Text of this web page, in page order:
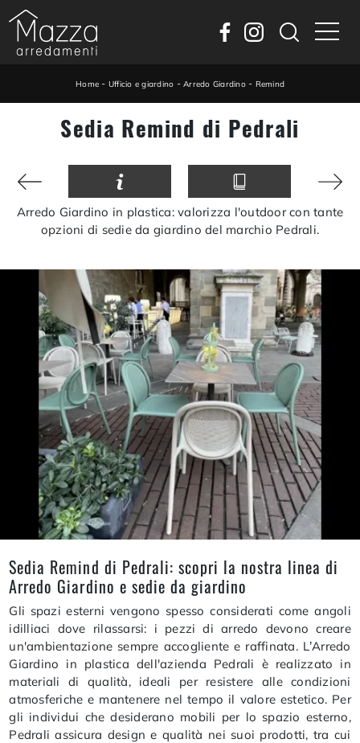
Home - Ufficio e giardino - Arredo Giardino - Remind
Sedia Remind di Pedrali
Arredo Giardino in plastica: valorizza l'outdoor con tante
opzioni di sedie da giardino del marchio Pedrali.
Sedia Remind di Pedrali: scopri la nostra linea di
Arredo Giardino e sedie da giardino
Gli spazi esterni vengono spesso considerati come angoli
idilliaci dove rilassarsi: i pezzi di arredo devono creare
un'ambientazione sempre accogliente e raffinata. L’Arredo
Giardino in plastica dell'azienda Pedrali è realizzato in
materiali di qualità, ideali per resistere alle condizioni
atmosferiche e mantenere nel tempo il valore estetico. Per
gli individui che desiderano mobili per lo spazio esterno,
Pedrali assicura design e qualità nei suoi prodotti, tra cui